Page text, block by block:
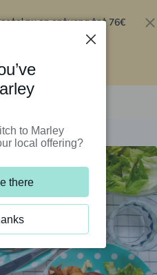
nu en ontvang tot 76€
to Marley
local offering?
there